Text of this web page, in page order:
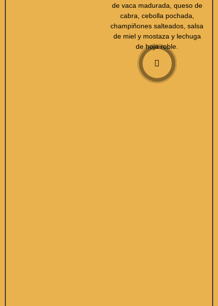
de vaca madurada, queso de
cabra, cebolla pochada,
champiñones salteados, salsa
de miel y mostaza y lechuga
de hoja roble.